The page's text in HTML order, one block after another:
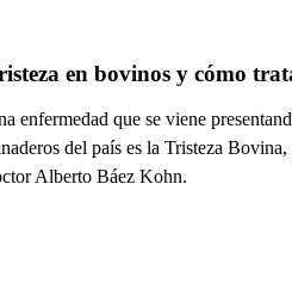
en bovinos y cómo
enfermedad que se viene
del país es la Tristeza
Alberto Báez Kohn.